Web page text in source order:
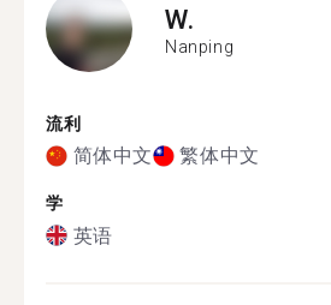
W.
Nanping
流利
简体中文 繁体中文
学
英语